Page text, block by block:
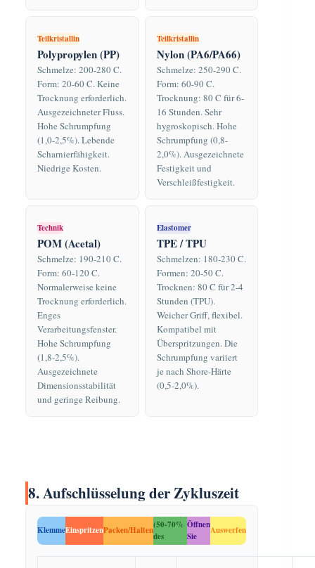
Teilkristallin
Polypropylen (PP)
Schmelze: 200-280 C.
Form: 20-60 C. Keine
Trocknung erforderlich.
Ausgezeichneter Fluss.
Hohe Schrumpfung
(1,0-2,5%). Lebende
Scharnierfähigkeit.
Niedrige Kosten.
Teilkristallin
Nylon (PA6/PA66)
Schmelze: 250-290 C.
Form: 60-90 C.
Trocknung: 80 C für 6-
16 Stunden. Sehr
hygroskopisch. Hohe
Schrumpfung (0,8-
2,0%). Ausgezeichnete
Festigkeit und
Verschleißfestigkeit.
Technik
POM (Acetal)
Schmelze: 190-210 C.
Form: 60-120 C.
Normalerweise keine
Trocknung erforderlich.
Enges
Verarbeitungsfenster.
Hohe Schrumpfung
(1,8-2,5%).
Ausgezeichnete
Dimensionsstabilität
und geringe Reibung.
Elastomer
TPE / TPU
Schmelzen: 180-230 C.
Formen: 20-50 C.
Trocknen: 80 C für 2-4
Stunden (TPU).
Weicher Griff, flexibel.
Kompatibel mit
Überspritzungen. Die
Schrumpfung variiert
je nach Shore-Härte
(0,5-2,0%).
8. Aufschlüsselung der Zykluszeit
KlemmeEinspritzenPacken/Halten
(50-70%
des
Zyklus)
Öffnen
Sie
Auswerfen